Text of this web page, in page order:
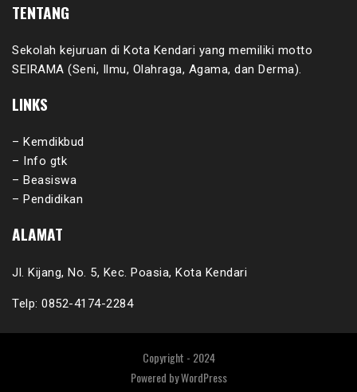
TENTANG
Sekolah kejuruan di Kota Kendari yang memiliki motto
SEIRAMA (Seni, Ilmu, Olahraga, Agama, dan Derma).
LINKS
– Kemdikbud
– Info gtk
– Beasiswa
– Pendidikan
ALAMAT
Jl. Kijang, No. 5, Kec. Poasia, Kota Kendari
Telp: 0852-4174-2284
Copyright - 2024
Powered byWordPress